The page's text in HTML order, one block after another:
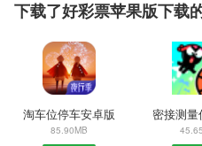
下载了好彩票苹果版下载
淘车位停车安卓版
85.90MB
密接测